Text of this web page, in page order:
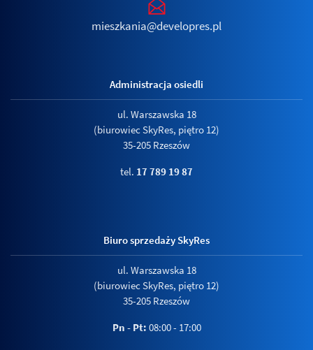
mieszkania@developres.pl
Administracja osiedli
ul. Warszawska 18
(biurowiec SkyRes, piętro 12)
35-205 Rzeszów
tel. 17 789 19 87
Biuro sprzedaży SkyRes
ul. Warszawska 18
(biurowiec SkyRes, piętro 12)
35-205 Rzeszów
Pn - Pt: 08:00 - 17:00